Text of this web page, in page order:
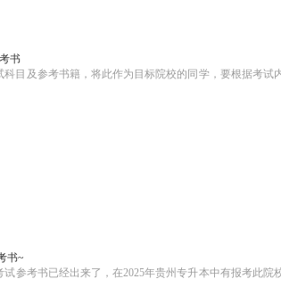
书
目及参考书籍，将此作为目标院校的同学，要根据考试
书~
参考书已经出来了，在2025年贵州专升本中有报考此院